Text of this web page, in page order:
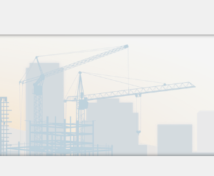
-День Государственного флага
-День знаний
День сотрудника органов внутренних
День полного освобождения
День Весны и Труда
День Победы!
День пограничника